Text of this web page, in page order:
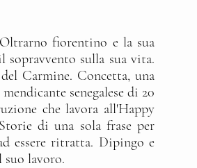
fiorentino e la sua
sopravvento sulla sua vita.
Carmine. Concetta, una
senegalese di 20
che lavora all'Happy
di una sola frase per
essere ritratta. Dipingo e
lavoro.